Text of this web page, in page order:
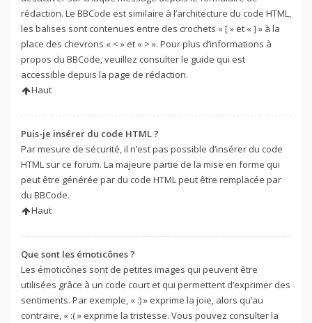
rédaction. Le BBCode est similaire à l’architecture du code HTML,
les balises sont contenues entre des crochets « [ » et « ] » à la
place des chevrons « < » et « > ». Pour plus d’informations à
propos du BBCode, veuillez consulter le guide qui est
accessible depuis la page de rédaction.
Haut
Puis-je insérer du code HTML ?
Par mesure de sécurité, il n’est pas possible d’insérer du code
HTML sur ce forum. La majeure partie de la mise en forme qui
peut être générée par du code HTML peut être remplacée par
du BBCode.
Haut
Que sont les émoticônes ?
Les émoticônes sont de petites images qui peuvent être
utilisées grâce à un code court et qui permettent d’exprimer des
sentiments. Par exemple, « :) » exprime la joie, alors qu’au
contraire, « :( » exprime la tristesse. Vous pouvez consulter la